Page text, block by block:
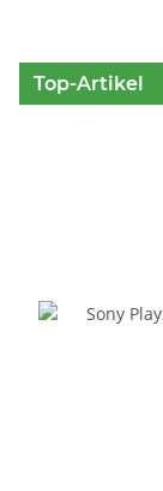
Top-Artikel